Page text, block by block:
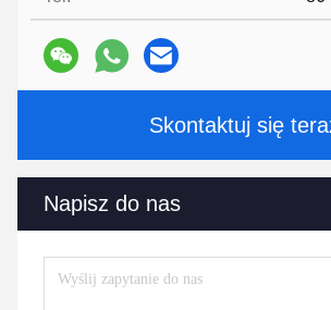
Skontaktuj się
Napisz do nas